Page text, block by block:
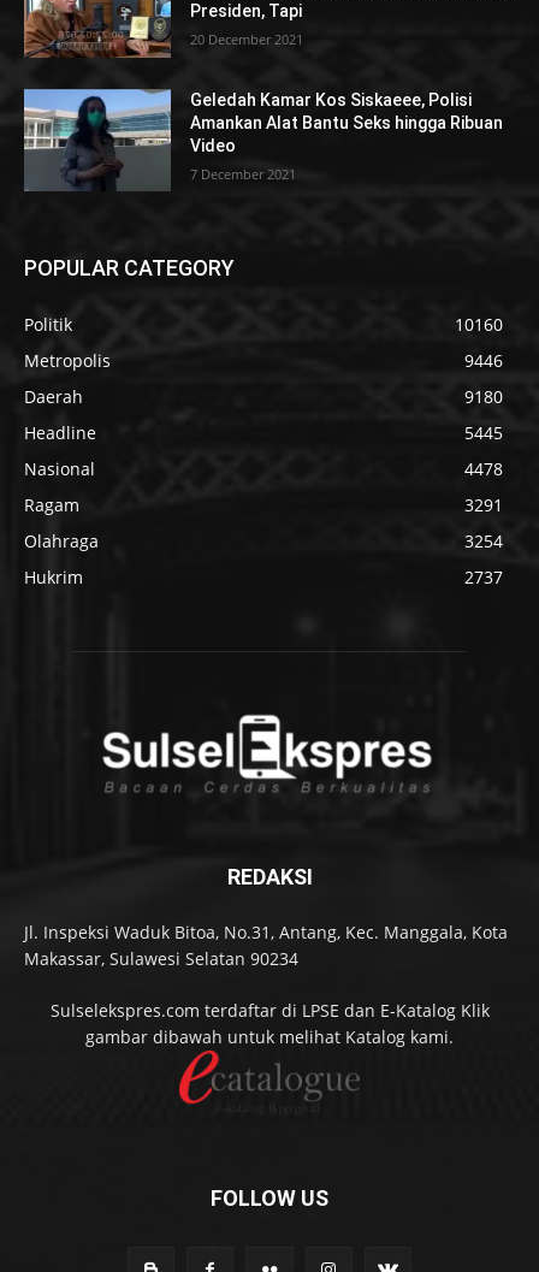
Presiden, Tapi
20 December 2021
Geledah Kamar Kos Siskaeee, Polisi
Amankan Alat Bantu Seks hingga Ribuan
Video
7 December 2021
POPULAR CATEGORY
Politik
10160
Metropolis
9446
Daerah
9180
Headline
5445
Nasional
4478
Ragam
3291
Olahraga
3254
Hukrim
2737
REDAKSI
Jl. Inspeksi Waduk Bitoa, No.31, Antang, Kec. Manggala, Kota
Makassar, Sulawesi Selatan 90234
Sulselekspres.com terdaftar di LPSE dan E-Katalog Klik
gambar dibawah untuk melihat Katalog kami.
FOLLOW US